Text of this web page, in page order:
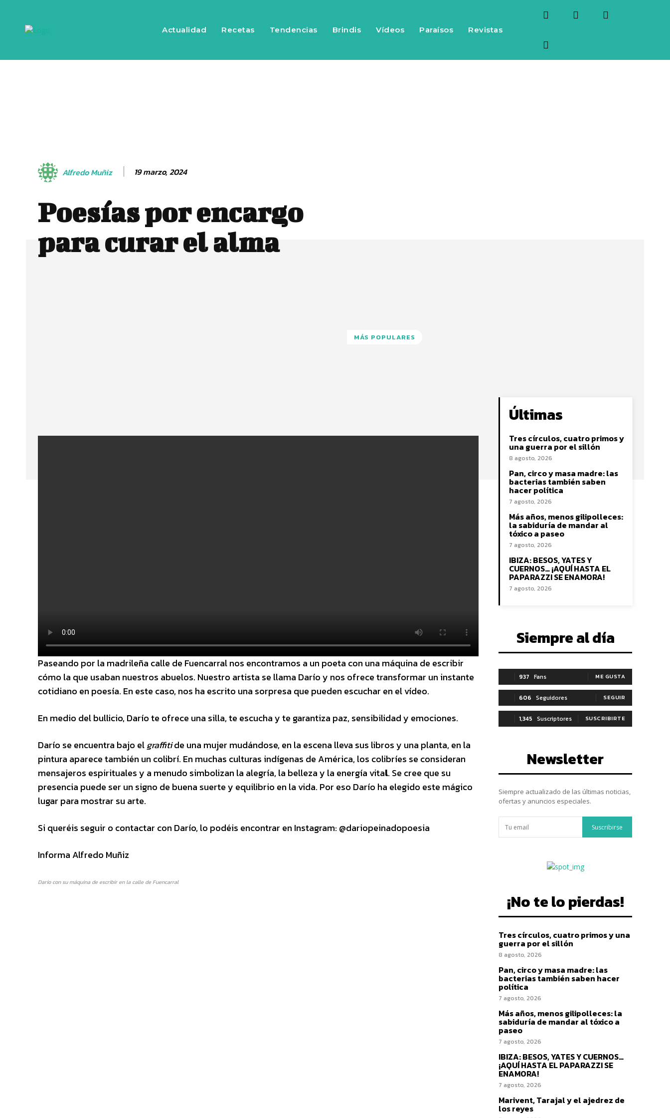
Actualidad Recetas Tendencias Brindis Vídeos Paraísos Revistas
Alfredo Muñiz 19 marzo, 2024
Poesías por encargo
para curar el alma
MÁS POPULARES
Paseando por la madrileña calle de Fuencarral nos encontramos a un poeta con una máquina de escribir
cómo la que usaban nuestros abuelos. Nuestro artista se llama Darío y nos ofrece transformar un instante
cotidiano en poesía. En este caso, nos ha escrito una sorpresa que pueden escuchar en el vídeo.
En medio del bullicio, Darío te ofrece una silla, te escucha y te garantiza paz, sensibilidad y emociones.
Darío se encuentra bajo elgraffitide una mujer mudándose, en la escena lleva sus libros y una planta, en la
pintura aparece también un colibrí. En muchas culturas indígenas de América, los colibríes se consideran
mensajeros espirituales y a menudo simbolizan la alegría, la belleza y la energía vital. Se cree que su
presencia puede ser un signo de buena suerte y equilibrio en la vida. Por eso Darío ha elegido este mágico
lugar para mostrar su arte.
Si queréis seguir o contactar con Darío, lo podéis encontrar en Instagram: @dariopeinadopoesia
Informa Alfredo Muñiz
Darío con su máquina de escribir en la calle de Fuencarral
Últimas
Tres círculos, cuatro primos y
una guerra por el sillón
8 agosto, 2026
Pan, circo y masa madre: las
bacterias también saben
hacer política
7 agosto, 2026
Más años, menos gilipolleces:
la sabiduría de mandar al
tóxico a paseo
7 agosto, 2026
IBIZA: BESOS, YATES Y
CUERNOS… ¡AQUÍ HASTA EL
PAPARAZZI SE ENAMORA!
7 agosto, 2026
Siempre al día
937 Fans ME GUSTA
606 Seguidores SEGUIR
1,345 Suscriptores SUSCRIBIRTE
Newsletter
Siempre actualizado de las últimas noticias,
ofertas y anuncios especiales.
Suscribirse
¡No te lo pierdas!
Tres círculos, cuatro primos y una
guerra por el sillón
8 agosto, 2026
Pan, circo y masa madre: las
bacterias también saben hacer
política
7 agosto, 2026
Más años, menos gilipolleces: la
sabiduría de mandar al tóxico a
paseo
7 agosto, 2026
IBIZA: BESOS, YATES Y CUERNOS…
¡AQUÍ HASTA EL PAPARAZZI SE
ENAMORA!
7 agosto, 2026
Marivent, Tarajal y el ajedrez de
los reyes